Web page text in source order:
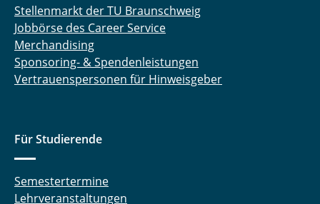
Stellenmarkt der TU Braunschweig
Jobbörse des Career Service
Merchandising
Sponsoring- & Spendenleistungen
Vertrauenspersonen für Hinweisgeber
Für Studierende
Semestertermine
Lehrveranstaltungen